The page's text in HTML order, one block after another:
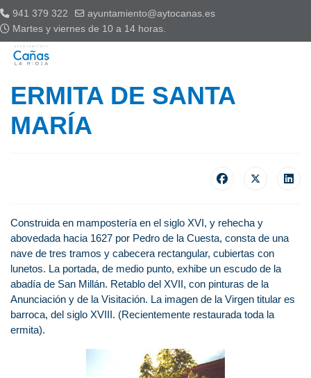
941 379 322
ayuntamiento@aytocanas.es
Martes y viernes de 10 a 14 horas.
ERMITA DE SANTA
MARÍA
Construida en mampostería en el siglo XVI, y rehecha y
abovedada hacia 1627 por Pedro de la Cuesta, consta de una
nave de tres tramos y cabecera rectangular, cubiertas con
lunetos. La portada, de medio punto, exhibe un escudo de la
abadía de San Millán. Retablo del XVII, con pinturas de la
Anunciación y de la Visitación. La imagen de la Virgen titular es
barroca, del siglo XVIII. (Recientemente restaurada toda la
ermita).